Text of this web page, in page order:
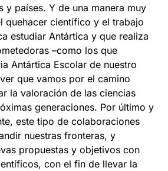
y países. Y de una manera muy
quehacer científico y el trabajo
estudiar Antártica y que realiza
–como los que
Antártica Escolar de nuestro
que vamos por el camino
la valoración de las ciencias
generaciones. Por último y
este tipo de colaboraciones
nuestras fronteras, y
propuestas y objetivos con
con el fin de llevar la